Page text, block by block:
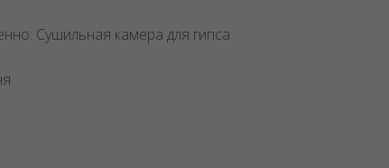
Сушильная камера для гипса